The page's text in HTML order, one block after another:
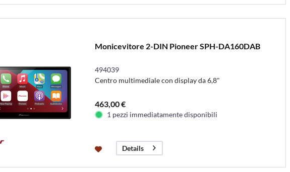
Monicevitore 2-DIN Pioneer SPH-DA160DAB
494039
Centro multimediale con display da 6,8"
463,00 €
1 pezzi immediatamente disponibili
Details